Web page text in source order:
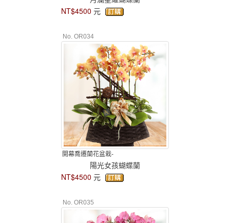
NT$4500 元
No. OR034
開幕喬遷蘭花盆栽-
陽光女孩蝴蝶蘭
NT$4500 元
No. OR035